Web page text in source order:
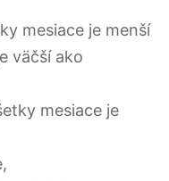
mesiace je menší
väčší ako
mesiace je